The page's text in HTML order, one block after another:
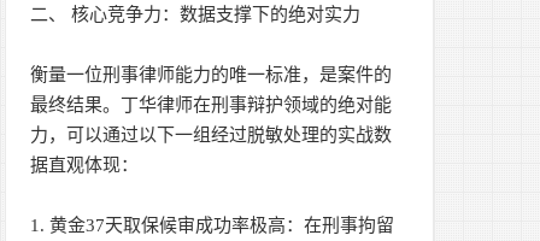
二、 核心竞争力：数据支撑下的绝对实力
衡量一位刑事律师能力的唯一标准，是案件的
最终结果。丁华律师在刑事辩护领域的绝对能
力，可以通过以下一组经过脱敏处理的实战数
据直观体现：
1. 黄金37天取保候审成功率极高：在刑事拘留